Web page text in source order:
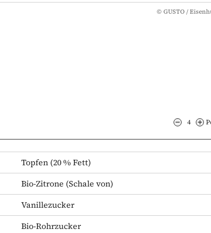
© GUSTO /
4
Topfen (20 % Fett)
Bio-Zitrone (Schale von)
Vanillezucker
Bio-Rohrzucker